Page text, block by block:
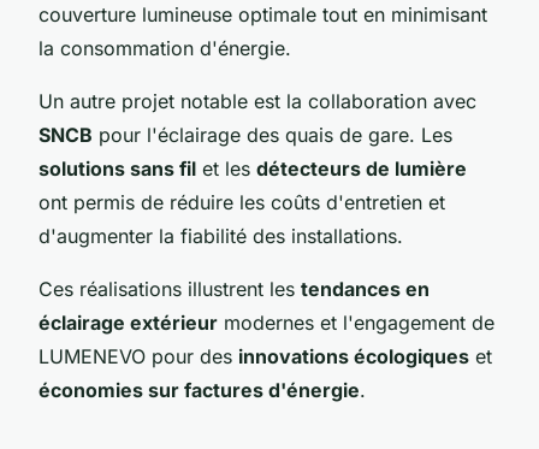
couverture lumineuse optimale tout en minimisant
la consommation d'énergie.
Un autre projet notable est la collaboration avec
SNCB pour l'éclairage des quais de gare. Les
solutions sans fil et les détecteurs de lumière
ont permis de réduire les coûts d'entretien et
d'augmenter la fiabilité des installations.
Ces réalisations illustrent les tendances en
éclairage extérieur modernes et l'engagement de
LUMENEVO pour des innovations écologiques et
économies sur factures d'énergie.